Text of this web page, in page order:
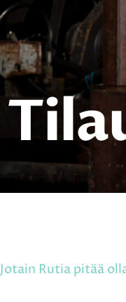
Jotain Rutia pitää